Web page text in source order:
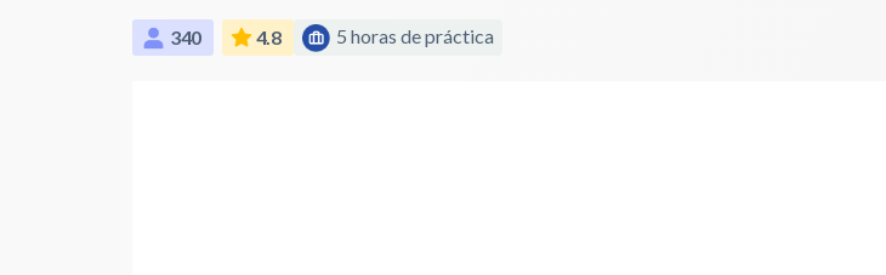
340 4.8 5 horas de práctica